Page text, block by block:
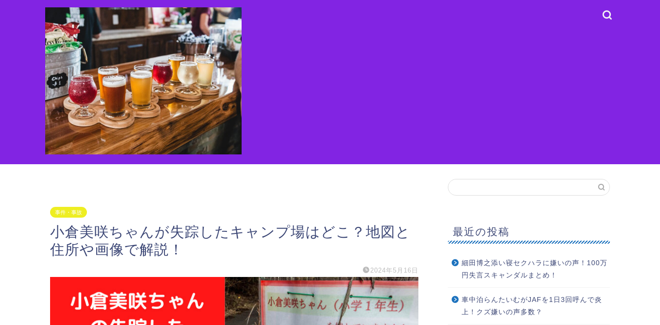
事件・事故
小倉美咲ちゃんが失踪したキャンプ場はどこ？地図と
住所や画像で解説！
2024年5月16日
最近の投稿
細田博之添い寝セクハラに嫌いの声！100万
円失言スキャンダルまとめ！
車中泊らんたいむがJAFを1日3回呼んで炎
上！クズ嫌いの声多数？